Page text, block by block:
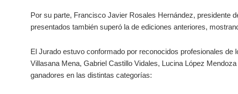
Por su parte, Francisco Javier Rosales Hernández, presidente
presentados también superó la de ediciones anteriores,
El Jurado estuvo conformado por reconocidos profesionales
Villasana Mena, Gabriel Castillo Vidales, Lucina López
ganadores en las distintas categorías: